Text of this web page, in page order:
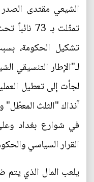
الشيعي مقتدى
تمثّلت بـ
تشكيل الحكومة،
لـ"الإطار التنسيقي
لجأت إلى تعطيل
آنذاك "الثلث المعطّل"
في شوارع بغداد
القرار السياسي
يلعب المال الذي يتم